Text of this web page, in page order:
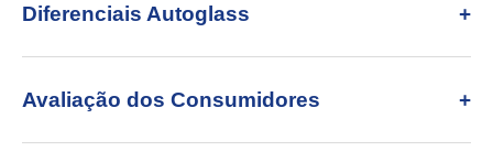
Diferenciais Autoglass
Avaliação dos Consumidores